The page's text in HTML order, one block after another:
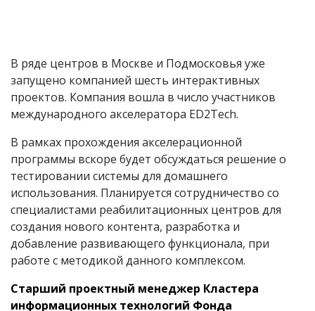
В ряде центров в Москве и Подмосковья уже
запущено компанией шесть интерактивных
проектов. Компания вошла в число участников
международного акселератора ED2Tech.
В рамках прохождения акселерационной
программы вскоре будет обсуждаться решение о
тестировании системы для домашнего
использования. Планируется сотрудничество со
специалистами реабилитационных центров для
создания нового контента, разработка и
добавление развивающего функционала, при
работе с методикой данного комплексом.
Старший проектный менеджер Кластера
информационных технологий Фонда